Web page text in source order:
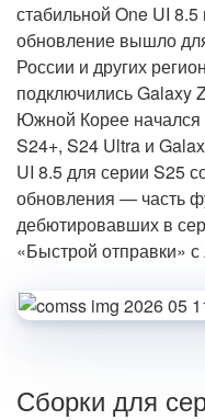
стабильной One UI
обновление вышло
России и других
подключились Galaxy
Южной Корее начался
S24+, S24 Ultra и
UI 8.5 для серии S25
обновления — часть
дебютировавших в
«Быстрой отправки»
Сборки для